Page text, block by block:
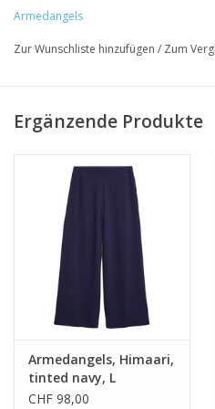
• 82% Viskose, 16% Polyamid
• PETA-Approved Vegan
Armedangels
Zur Wunschliste hinzufügen / Zum
Ergänzende Produkte
Armedangels, Himaari,
tinted navy, L
CHF 98,00